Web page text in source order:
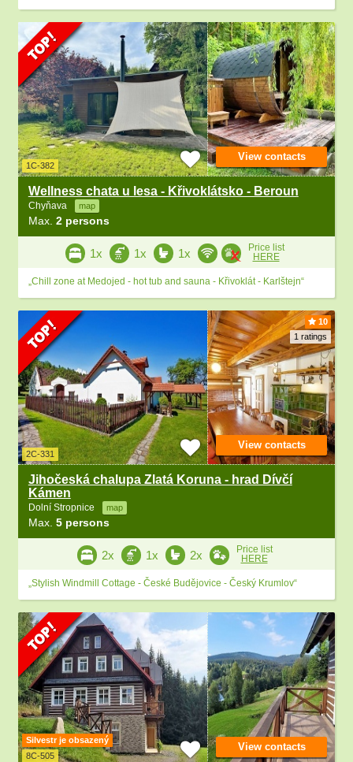
1C-382
Wellness chata u lesa - Křivoklátsko - Beroun
Chyňava map
Max. 2 persons
View contacts
1x 1x 1x
Price list
HERE
„Chill zone at Medojed - hot tub and sauna - Křivoklát - Karlštejn“
10
1 ratings
2C-331
Jihočeská chalupa Zlatá Koruna - hrad Dívčí
Kámen
Dolní Stropnice map
Max. 5 persons
View contacts
2x 1x 2x
Price list
HERE
„Stylish Windmill Cottage - České Budějovice - Český Krumlov“
Silvestr je obsazený
8C-505
View contacts